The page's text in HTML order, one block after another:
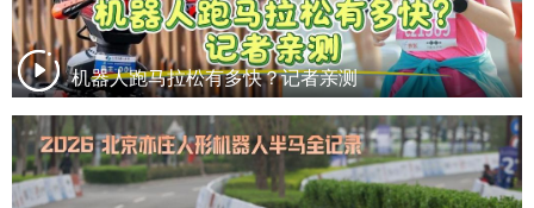
机器人跑马拉松有多快？记者亲测